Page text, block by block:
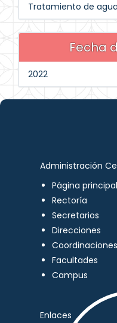
Tratamiento de
Fecha
2022
Administración
Página principal
Rectoría
Secretarios
Direcciones
Coordinaciones
Facultades
Campus
Enlaces